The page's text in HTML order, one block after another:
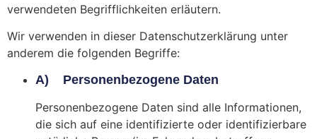
verwendeten Begrifflichkeiten erläutern.
Wir verwenden in dieser Datenschutzerklärung unter
anderem die folgenden Begriffe:
A) Personenbezogene Daten
Personenbezogene Daten sind alle Informationen,
die sich auf eine identifizierte oder identifizierbare